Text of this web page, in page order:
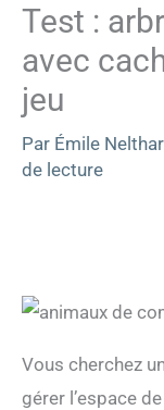
Test :
avec
jeu
Par Émile
de lecture
Vous cherchez
gérer l’espace